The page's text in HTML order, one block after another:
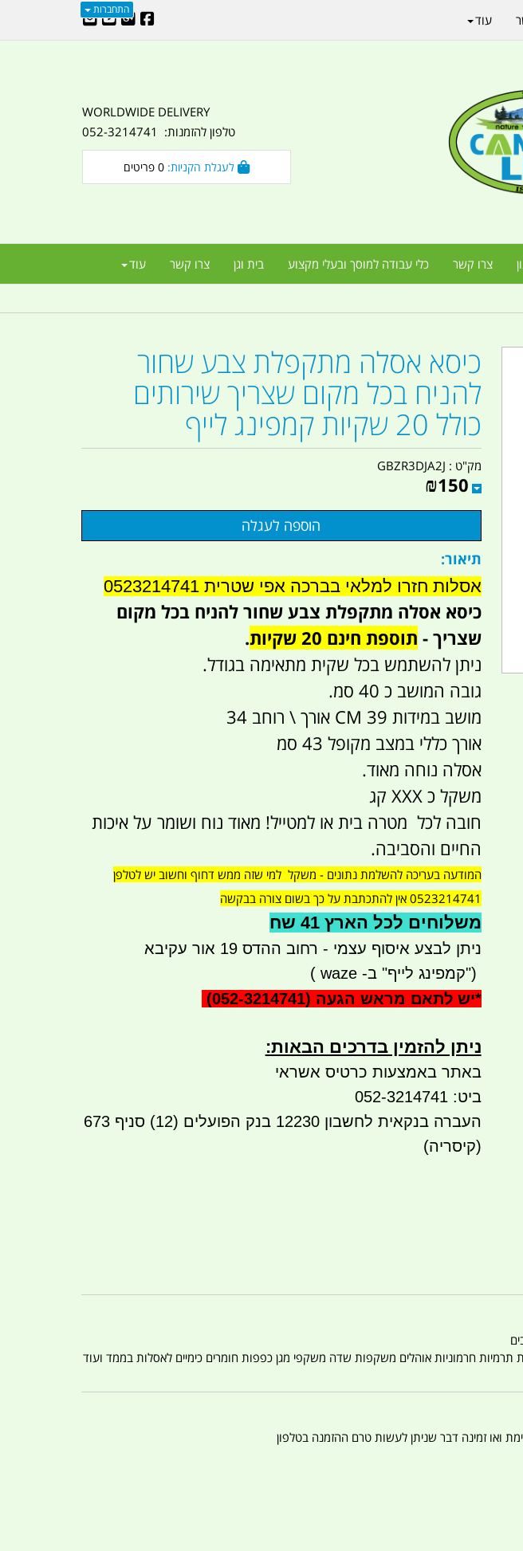
התחברות
WORLDWIDE DELIVERY
טלפון להזמנות: 052-3214741
0
צרו קשר כלי עבודה למוסך ובעלי מקצוע בית וגן צרו קשר עוד
עוד
כיסא אסלה מתקפלת צבע שחור
להניח בכל מקום שצריך שירותים
כולל 20 שקיות קמפינג לייף
מק"ט : GBZR3DJA2J
₪150
תיאור:
אסלות חזרו למלאי בברכה אפי שטרית 0523214741
כיסא אסלה מתקפלת צבע שחור להניח בכל מקום
שצריך - תוספת חינם 20 שקיות
.
ניתן להשתמש בכל שקית מתאימה בגודל.
גובה המושב כ 40 סמ.
מושב במידות 39 CM אורך \ רוחב 34
אורך כללי במצב מקופל 43 סמ
אסלה נוחה מאוד.
משקל כ XXX קג
חובה לכל מטרה בית או למטייל! מאוד נוח ושומר על איכות
החיים והסביבה.
המודעה בעריכה להשלמת נתונים - משקל למי שזה ממש דחוף וחשוב יש לטלפן
0523214741 אין להתכתבת על כך בשום צורה בבקשה
משלוחים לכל הארץ 41 שח
ניתן לבצע איסוף עצמי - רחוב ההדס 19 אור עקיבא
")קמפינג לייף" ב-waze
)
*יש לתאם מראש הגעה (052-3214741)
ניתן להזמין בדרכים הבאות:​​
באתר באמצעות כרטיס אשראי
ביט: 052-3214741
העברה בנקאית לחשבון 12230 בנק הפועלים (12) סניף 673
(קיסריה)
תרמיות חרמוניות אוהלים משקפות שדה משקפי מגן כפפות חומרים כימיים לאסלות בממד ועוד
ואו זמינה דבר שניתן לעשות טרם ההזמנה בטלפון